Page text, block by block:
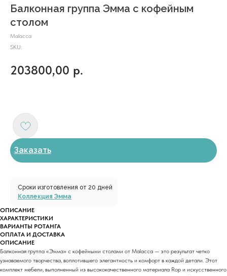
Балконная группа Эмма с кофейным
столом
Malacca
SKU:
203800,00 р.
Заказать
Сроки изготовления от 20 дней
Коллекция Эмма
ОПИСАНИЕ
ХАРАКТЕРИСТИКИ
ВАРИАНТЫ РОТАНГА
ОПЛАТА И ДОСТАВКА
ОПИСАНИЕ
Балконная группа «Эмма» с кофейными столами от Malacca — это результат четко
узнаваемого творчества, воплотившего элегантность и комфорт в каждой детали. Этот
комплект мебели, выполненный из высококачественного материала Rop и искусственного